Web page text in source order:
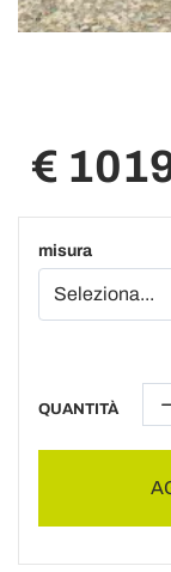
€
misura
QUANTITÀ